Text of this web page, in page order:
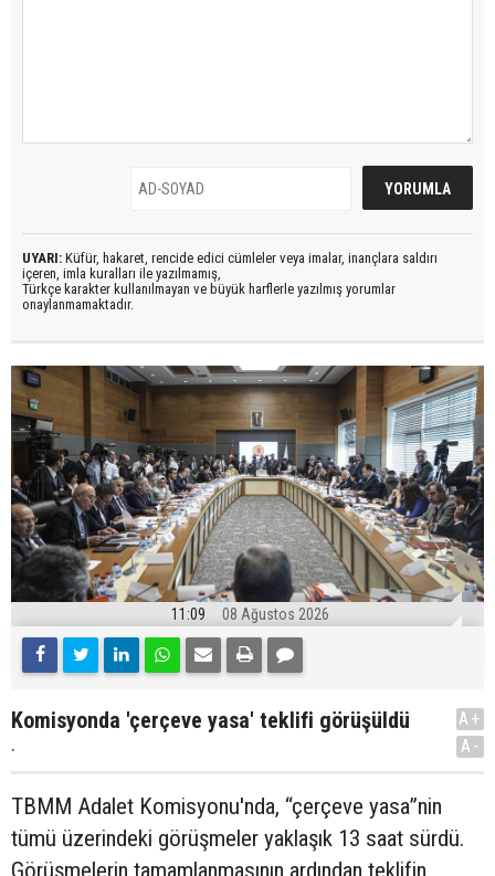
UYARI: Küfür, hakaret, rencide edici cümleler veya imalar, inançlara saldırı
içeren, imla kuralları ile yazılmamış,
Türkçe karakter kullanılmayan ve büyük harflerle yazılmış yorumlar
onaylanmamaktadır.
11:09 08 Ağustos 2026
Komisyonda 'çerçeve yasa' teklifi görüşüldü
.
A+
A-
TBMM Adalet Komisyonu'nda, “çerçeve yasa”nin
tümü üzerindeki görüşmeler yaklaşık 13 saat sürdü.
Görüşmelerin tamamlanmasının ardından teklifin